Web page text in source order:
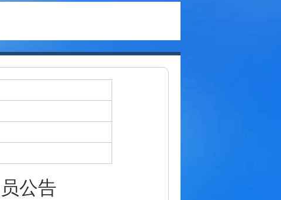
公告